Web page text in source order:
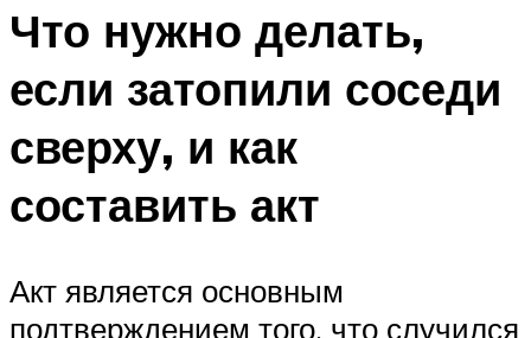
Что нужно делать,
если затопили соседи
сверху, и как
составить акт
Акт является основным
подтверждением того, что случился